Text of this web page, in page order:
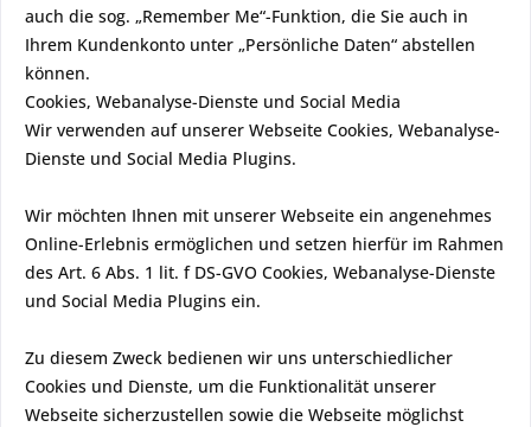
auch die sog. „Remember Me“-Funktion, die Sie auch in
Ihrem Kundenkonto unter „Persönliche Daten“ abstellen
können.
Cookies, Webanalyse-Dienste und Social Media
Wir verwenden auf unserer Webseite Cookies, Webanalyse-
Dienste und Social Media Plugins.
Wir möchten Ihnen mit unserer Webseite ein angenehmes
Online-Erlebnis ermöglichen und setzen hierfür im Rahmen
des Art. 6 Abs. 1 lit. f DS-GVO Cookies, Webanalyse-Dienste
und Social Media Plugins ein.
Zu diesem Zweck bedienen wir uns unterschiedlicher
Cookies und Dienste, um die Funktionalität unserer
Webseite sicherzustellen sowie die Webseite möglichst